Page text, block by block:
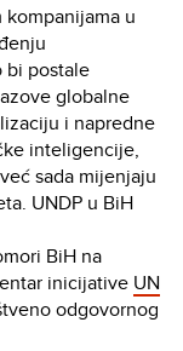
u
bi postale
globalne
i napredne
inteligencije,
sada mijenjaju
UNDP u BiH
BiH na
inicijative UN
odgovornog